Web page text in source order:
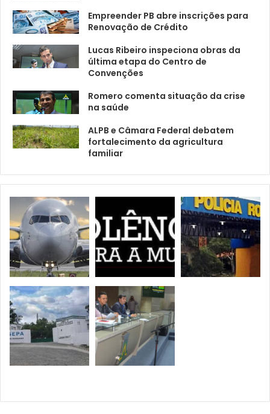
Empreender PB abre inscrições para
Renovação de Crédito
Lucas Ribeiro inspeciona obras da
última etapa do Centro de
Convenções
Romero comenta situação da crise
na saúde
ALPB e Câmara Federal debatem
fortalecimento da agricultura
familiar